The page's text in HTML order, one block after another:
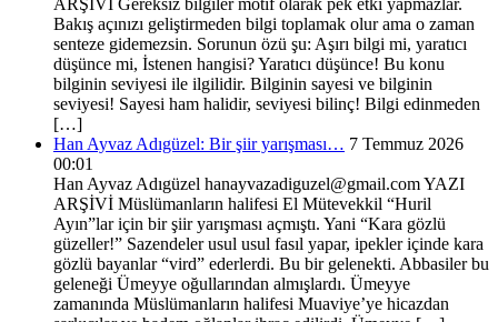
Bakış açınızı geliştirmeden bilgi toplamak olur ama o zaman
senteze gidemezsin. Sorunun özü şu: Aşırı bilgi mi, yaratıcı
düşünce mi, İstenen hangisi? Yaratıcı düşünce! Bu konu
bilginin seviyesi ile ilgilidir. Bilginin sayesi ve bilginin
seviyesi! Sayesi ham halidir, seviyesi bilinç! Bilgi edinmeden
[…]
Han Ayvaz Adıgüzel: Bir şiir yarışması… 7 Temmuz 2026
00:01
Han Ayvaz Adıgüzel hanayvazadiguzel@gmail.com YAZI
ARŞİVİ Müslümanların halifesi El Mütevekkil “Huril
Ayın”lar için bir şiir yarışması açmıştı. Yani “Kara gözlü
güzeller!” Sazendeler usul usul fasıl yapar, ipekler içinde kara
gözlü bayanlar “vird” ederlerdi. Bu bir gelenekti. Abbasiler bu
geleneği Ümeyye oğullarından almışlardı. Ümeyye
zamanında Müslümanların halifesi Muaviye’ye hicazdan